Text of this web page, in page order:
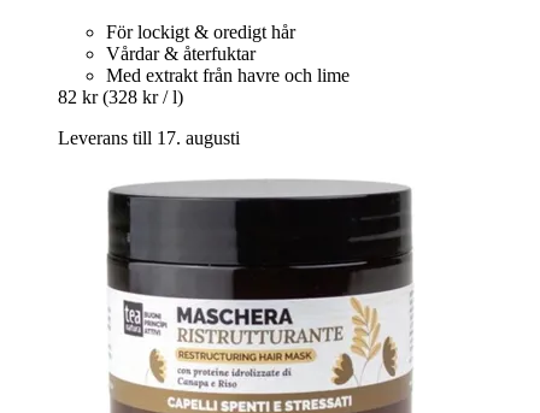
För lockigt & oredigt hår
Vårdar & återfuktar
Med extrakt från havre och lime
82 kr (328 kr / l)
Leverans till 17. augusti